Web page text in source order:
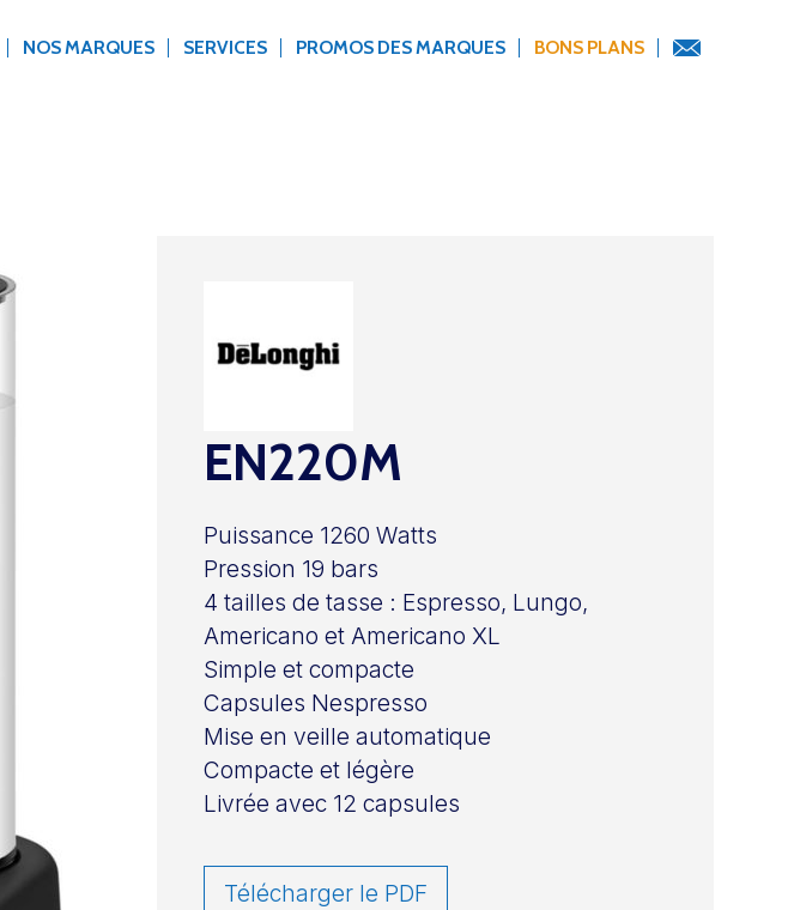
NOS MARQUES SERVICES PROMOS DES MARQUES BONS PLANS
EN220M
Puissance 1260 Watts
Pression 19 bars
4 tailles de tasse : Espresso, Lungo,
Americano et Americano XL
Simple et compacte
Capsules Nespresso
Mise en veille automatique
Compacte et légère
Livrée avec 12 capsules
Télécharger le PDF